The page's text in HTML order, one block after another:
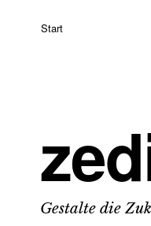
Start
Gestalte die